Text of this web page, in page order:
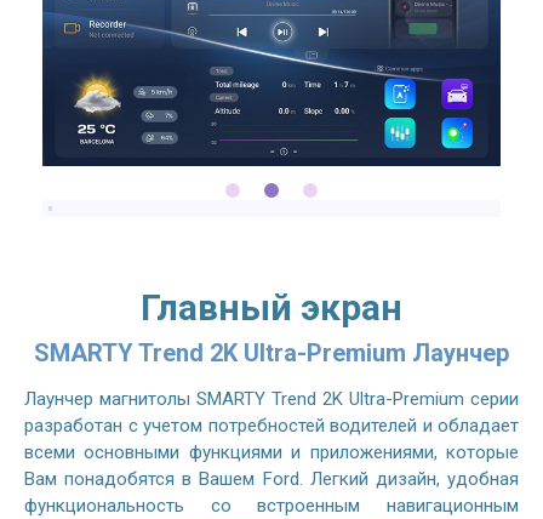
Главный экран
SMARTY Trend 2K Ultra-Premium Лаунчер
Лаунчер магнитолы SMARTY Trend 2K Ultra-Premium серии
разработан с учетом потребностей водителей и обладает
всеми основными функциями и приложениями, которые
Вам понадобятся в Вашем Ford. Легкий дизайн, удобная
функциональность со встроенным навигационным